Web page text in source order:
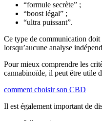
“formule secrète” ;
“boost légal” ;
“ultra puissant”.
Ce type de communication
lorsqu’aucune analyse
Pour mieux comprendre les
cannabinoïde, il peut être utile
comment choisir son CBD
Il est également important de